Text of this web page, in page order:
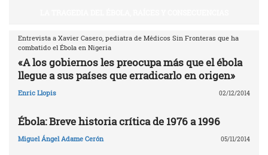
Entrevista a Xavier Casero, pediatra de Médicos Sin Fronteras que ha
combatido el Ébola en Nigeria
«A los gobiernos les preocupa más que el ébola
llegue a sus países que erradicarlo en origen»
Enric Llopis 02/12/2014
Ébola: Breve historia crítica de 1976 a 1996
Miguel Ángel Adame Cerón 05/11/2014